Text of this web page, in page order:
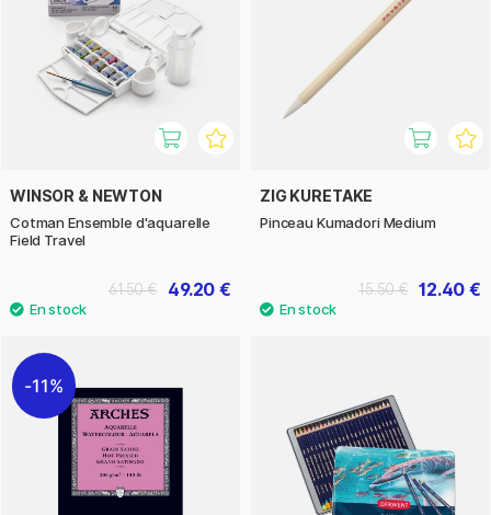
WINSOR & NEWTON
Cotman Ensemble d'aquarelle
Field Travel
49.20 €
61.50 €
ZIG KURETAKE
Pinceau Kumadori Medium
12.40 €
15.50 €
11%